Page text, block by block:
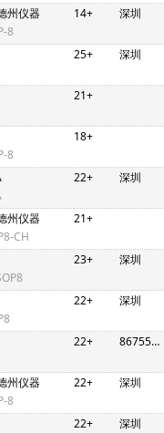
州仪器
8
14+ 深圳
25+ 深圳
21+
8
18+
22+ 深圳
州仪器
CH
21+
23+ 深圳
22+ 深圳
22+ 86755/852
州仪器
8
22+ 深圳
22+ 深圳